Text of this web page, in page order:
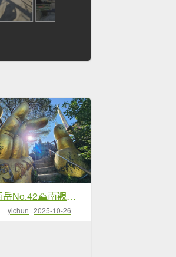
小百岳No.42⛰南觀音山
yichun 2025-10-26